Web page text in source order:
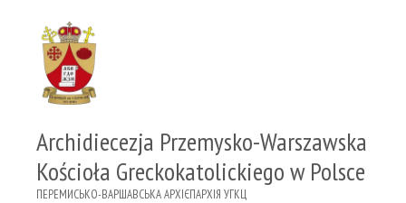
Archidiecezja Przemysko-Warszawska
Kościoła Greckokatolickiego w Polsce
ПЕРЕМИСЬКО-ВАРШАВСЬКА АРХІЄПАРХІЯ УГКЦ